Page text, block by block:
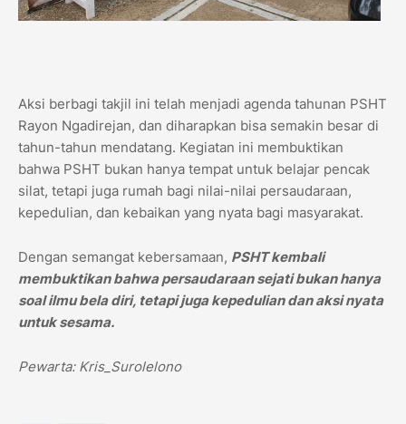
Aksi berbagi takjil ini telah menjadi agenda tahunan PSHT
Rayon Ngadirejan, dan diharapkan bisa semakin besar di
tahun-tahun mendatang. Kegiatan ini membuktikan
bahwa PSHT bukan hanya tempat untuk belajar pencak
silat, tetapi juga rumah bagi nilai-nilai persaudaraan,
kepedulian, dan kebaikan yang nyata bagi masyarakat.
Dengan semangat kebersamaan, PSHT kembali
membuktikan bahwa persaudaraan sejati bukan hanya
soal ilmu bela diri, tetapi juga kepedulian dan aksi nyata
untuk sesama.
Pewarta: Kris_Surolelono